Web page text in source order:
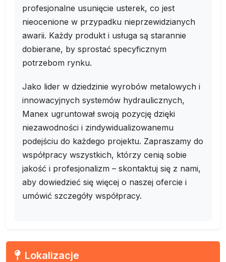
profesjonalne usunięcie usterek, co jest
nieocenione w przypadku nieprzewidzianych
awarii. Każdy produkt i usługa są starannie
dobierane, by sprostać specyficznym
potrzebom rynku.
Jako lider w dziedzinie wyrobów metalowych i
innowacyjnych systemów hydraulicznych,
Manex ugruntował swoją pozycję dzięki
niezawodności i zindywidualizowanemu
podejściu do każdego projektu. Zapraszamy do
współpracy wszystkich, którzy cenią sobie
jakość i profesjonalizm – skontaktuj się z nami,
aby dowiedzieć się więcej o naszej ofercie i
umówić szczegóły współpracy.
Lokalizacje